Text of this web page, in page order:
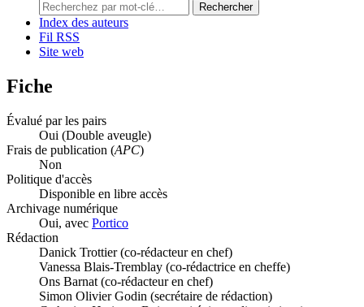
Rechercher
Index des auteurs
Fil RSS
Site web
Fiche
Évalué par les pairs
Oui (Double aveugle)
Frais de publication (APC)
Non
Politique d'accès
Disponible en libre accès
Archivage numérique
Oui, avec Portico
Rédaction
Danick Trottier (co-rédacteur en chef)
Vanessa Blais-Tremblay (co-rédactrice en cheffe)
Ons Barnat (co-rédacteur en chef)
Simon Olivier Godin (secrétaire de rédaction)